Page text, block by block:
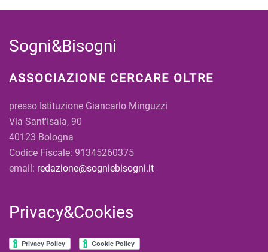
Sogni&Bisogni
ASSOCIAZIONE CERCARE OLTRE
presso Istituzione Giancarlo Minguzzi
Via Sant'Isaia, 90
40123 Bologna
Codice Fiscale: 91345260375
email: redazione@sogniebisogni.it
Privacy&Cookies